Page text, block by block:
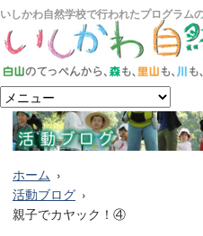
いしかわ自然学校で行われたプログラム
ホーム
活動ブログ
親子でカヤック！④